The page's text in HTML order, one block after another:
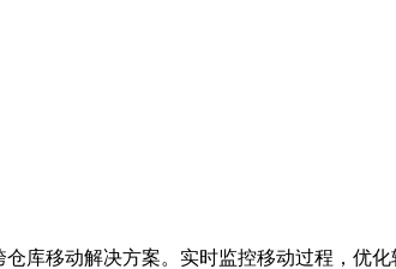
库移动解决方案。实时监控移动过程，优